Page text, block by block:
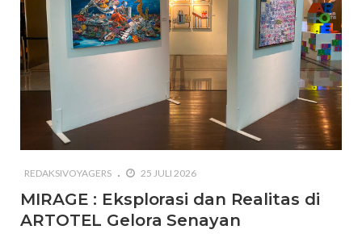
REDAKSIVOYAGERS 25 JULI 2026
MIRAGE : Eksplorasi dan Realitas di
ARTOTEL Gelora Senayan